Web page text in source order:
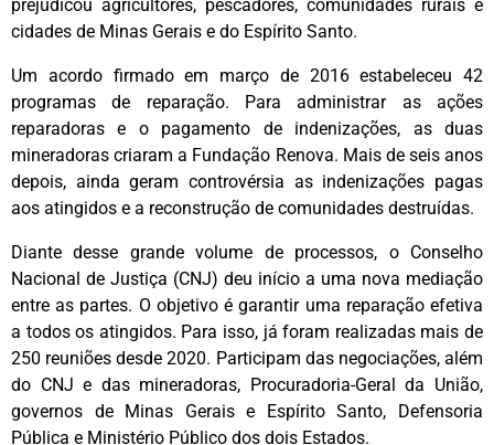
prejudicou agricultores, pescadores, comunidades rurais e
cidades de Minas Gerais e do Espírito Santo.
Um acordo firmado em março de 2016 estabeleceu 42
programas de reparação. Para administrar as ações
reparadoras e o pagamento de indenizações, as duas
mineradoras criaram a Fundação Renova. Mais de seis anos
depois, ainda geram controvérsia as indenizações pagas
aos atingidos e a reconstrução de comunidades destruídas.
Diante desse grande volume de processos, o Conselho
Nacional de Justiça (CNJ) deu início a uma nova mediação
entre as partes. O objetivo é garantir uma reparação efetiva
a todos os atingidos. Para isso, já foram realizadas mais de
250 reuniões desde 2020. Participam das negociações, além
do CNJ e das mineradoras, Procuradoria-Geral da União,
governos de Minas Gerais e Espírito Santo, Defensoria
Pública e Ministério Público dos dois Estados.